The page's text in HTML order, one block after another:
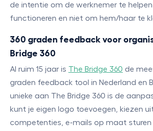
de intentie om de werknemer te helpen
functioneren en niet om hem/haar te
360 graden feedback voor
Bridge 360
Al ruim 15 jaar is The Bridge 360 de
graden feedback tool in Nederland en
unieke aan The Bridge 360 is de
kunt je eigen logo toevoegen, kiezen
competenties, e-mails op maat sturen